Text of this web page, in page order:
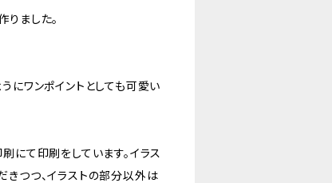
ました。
にワンポイントとしても可愛い
にて印刷をしています。イラス
きつつ、イラストの部分以外は